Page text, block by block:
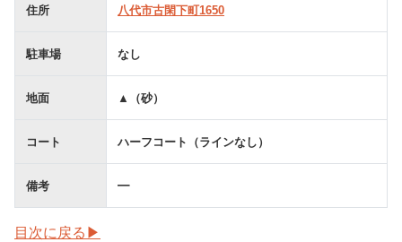
住所 八代市古閑下町1650
駐車場 なし
地面 ▲（砂）
コート ハーフコート（ラインなし）
備考 ━
目次に戻る▶